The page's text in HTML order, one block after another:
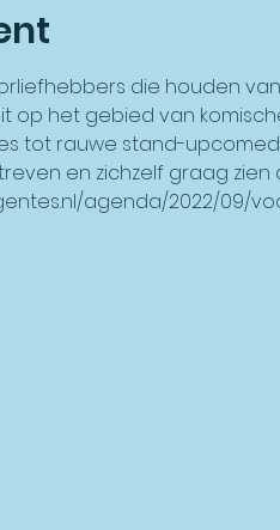
die houden
op het gebied van
tot rauwe stand-
en zichzelf graag zien
agenda/2022/09/